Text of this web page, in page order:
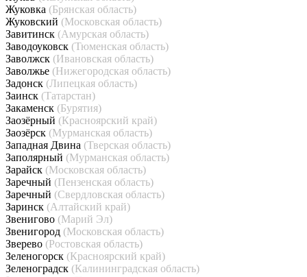
Жуковка (Брянская область)
Жуковский (Московская область)
Завитинск (Амурская область)
Заводоуковск (Тюменская область)
Заволжск (Ивановская область)
Заволжье (Нижегородская область)
Задонск (Липецкая область)
Заинск (Татарстан)
Закаменск (Бурятия)
Заозёрный (Красноярский край)
Заозёрск (Мурманская область)
Западная Двина (Тверская область)
Заполярный (Мурманская область)
Зарайск (Московская область)
Заречный (Пензенская область)
Заречный (Свердловская область)
Заринск (Алтайский край)
Звенигово (Марий Эл)
Звенигород (Московская область)
Зверево (Ростовская область)
Зеленогорск (Красноярский край)
Зеленоградск (Калининградская область)